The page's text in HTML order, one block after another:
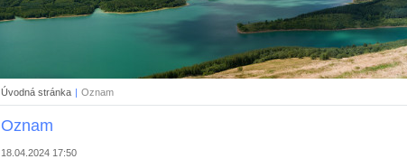
Úvodná stránka | Oznam
Oznam
18.04.2024 17:50